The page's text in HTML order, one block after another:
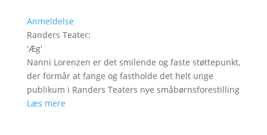
Anmeldelse
Randers Teater:
'Æg'
Nanni Lorenzen er det smilende og faste støttepunkt,
der formår at fange og fastholde det helt unge
publikum i Randers Teaters nye småbørnsforestilling
Læs mere